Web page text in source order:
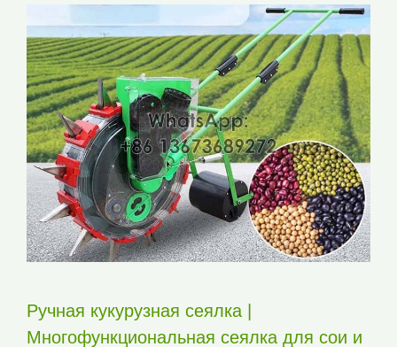
Ручная кукурузная сеялка |
Многофункциональная сеялка для сои и